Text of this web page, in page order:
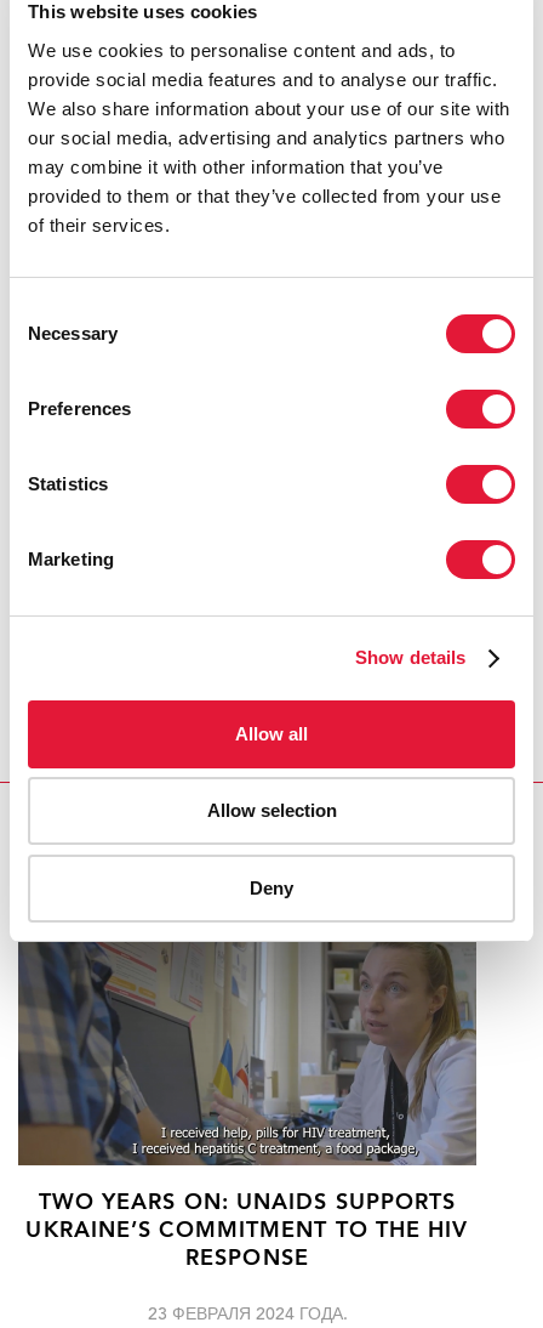
This website uses cookies
We use cookies to personalise content and ads, to
provide social media features and to analyse our traffic.
We also share information about your use of our site with
our social media, advertising and analytics partners who
may combine it with other information that you’ve
provided to them or that they’ve collected from your use
of their services.
Selection
Necessary
Preferences
Statistics
Marketing
Show details
Allow all
Allow selection
Deny
БАГАМСКИХ ОСТРОВОВ
«С самого начала эпидемии
правительство Багамских островов
твердо решило противостоять
СПИДу. Мы намерены и дальше
прилагать все усилия по сдерживанию
ЗДРАВООХРАНЕНИЯ, БАГАМСКИЕ ОСТРОВА
заинтересованность руководства
помощь, чтобы в дальнейшем достичь
«трех нулей» на Багамских островах,
TWO YEARS ON: UNAIDS SUPPORTS
UKRAINE’S COMMITMENT TO THE HIV
RESPONSE
23 ФЕВРАЛЯ 2024 ГОДА.